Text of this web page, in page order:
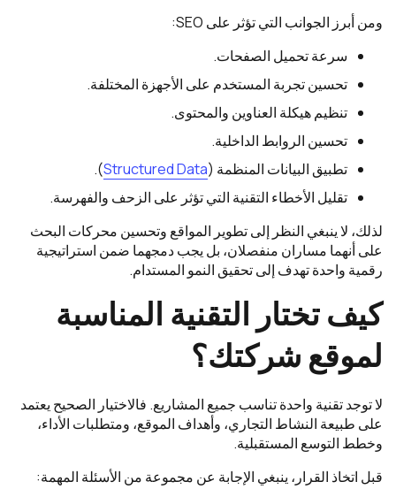
ومن أبرز الجوانب التي تؤثر على SEO:
سرعة تحميل الصفحات.
تحسين تجربة المستخدم على الأجهزة المختلفة.
تنظيم هيكلة العناوين والمحتوى.
تحسين الروابط الداخلية.
تطبيق البيانات المنظمة (Structured Data
).
تقليل الأخطاء التقنية التي تؤثر على الزحف والفهرسة.
لذلك، لا ينبغي النظر إلى تطوير المواقع وتحسين محركات البحث
على أنهما مساران منفصلان، بل يجب دمجهما ضمن استراتيجية
رقمية واحدة تهدف إلى تحقيق النمو المستدام.
كيف تختار التقنية المناسبة
لموقع شركتك؟
لا توجد تقنية واحدة تناسب جميع المشاريع. فالاختيار الصحيح يعتمد
على طبيعة النشاط التجاري، وأهداف الموقع، ومتطلبات الأداء،
وخطط التوسع المستقبلية.
قبل اتخاذ القرار، ينبغي الإجابة عن مجموعة من الأسئلة المهمة: